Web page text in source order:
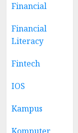
Financial
Financial
Literacy
Fintech
IOS
Kampus